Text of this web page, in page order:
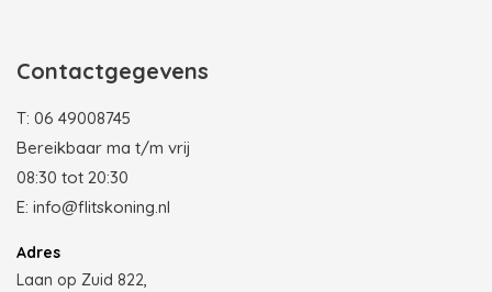
Contactgegevens
T: 06 49008745
Bereikbaar ma t/m vrij
08:30 tot 20:30
E: info@flitskoning.nl
Adres
Laan op Zuid 822,